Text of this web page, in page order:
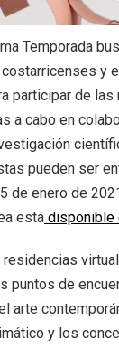
PRENSA
Temporada
y
participar de
a cabo en
pueden ser
de enero de
está disponible
residencias
puntos de
arte
y los